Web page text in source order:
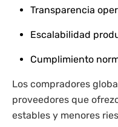
Transparencia
Escalabilidad
Cumplimiento
Los compradores
proveedores que
estables y menores